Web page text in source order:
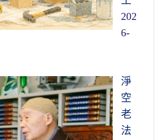
202
6-
淨
空
老
法